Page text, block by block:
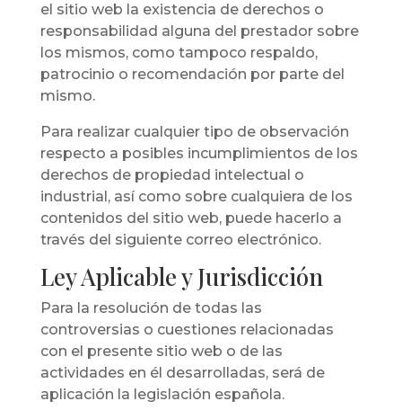
el sitio web la existencia de derechos o
responsabilidad alguna del prestador sobre
los mismos, como tampoco respaldo,
patrocinio o recomendación por parte del
mismo.
Para realizar cualquier tipo de observación
respecto a posibles incumplimientos de los
derechos de propiedad intelectual o
industrial, así como sobre cualquiera de los
contenidos del sitio web, puede hacerlo a
través del siguiente correo electrónico.
Ley Aplicable y Jurisdicción
Para la resolución de todas las
controversias o cuestiones relacionadas
con el presente sitio web o de las
actividades en él desarrolladas, será de
aplicación la legislación española.